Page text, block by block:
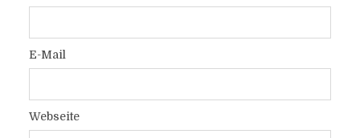
E-Mail
Webseite